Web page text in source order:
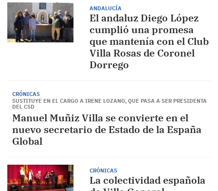
ANDALUCÍA
El andaluz Diego López
cumplió una promesa
que mantenía con el Club
Villa Rosas de Coronel
Dorrego
CRÓNICAS
SUSTITUYE EN EL CARGO A IRENE LOZANO, QUE PASA A SER PRESIDENTA
DEL CSD
Manuel Muñiz Villa se convierte en el
nuevo secretario de Estado de la España
Global
CRÓNICAS
La colectividad española